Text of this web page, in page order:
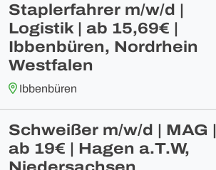
Staplerfahrer m/w/d |
Logistik | ab 15,69€ |
Ibbenbüren, Nordrhein
Westfalen
Ibbenbüren
Schweißer m/w/d | MAG |
ab 19€ | Hagen a.T.W,